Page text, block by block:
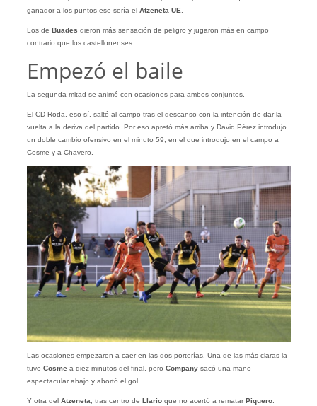
ganador a los puntos ese sería el Atzeneta UE
Los de Buades dieron más sensación de peligro y jugaron más en campo
contrario que los castellonenses.
Empezó el baile
La segunda mitad se animó con ocasiones para ambos conjuntos.
El CD Roda, eso sí, saltó al campo tras el descanso con la intención de dar la
vuelta a la deriva del partido. Por eso apretó más arriba y David Pérez introdujo
un doble cambio ofensivo en el minuto 59, en el que introdujo en el campo a
Cosme y a Chavero.
Las ocasiones empezaron a caer en las dos porterías. Una de las más claras la
tuvo Cosmea diez minutos del final, pero Companysacó una mano
espectacular abajo y abortó el gol.
Y otra del Atzeneta , tras centro de Llarioque no acertó a rematarPiquero.